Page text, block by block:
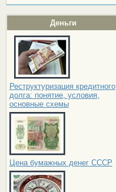
Деньги
Реструктуризация кредитного
долга: понятие, условия,
основные схемы
Цена бумажных денег СССР